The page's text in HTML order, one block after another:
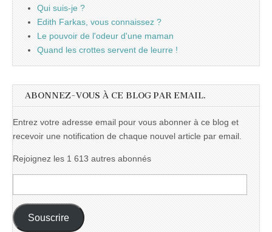
Qui suis-je ?
Edith Farkas, vous connaissez ?
Le pouvoir de l'odeur d'une maman
Quand les crottes servent de leurre !
ABONNEZ-VOUS À CE BLOG PAR EMAIL.
Entrez votre adresse email pour vous abonner à ce blog et
recevoir une notification de chaque nouvel article par email.
Rejoignez les 1 613 autres abonnés
e-
mail :
Souscrire